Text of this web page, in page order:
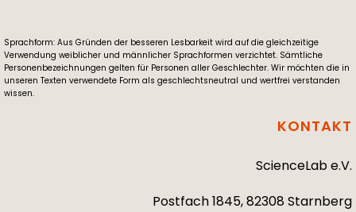
Sprachform: Aus Gründen der besseren Lesbarkeit wird auf die gleichzeitige
Verwendung weiblicher und männlicher Sprachformen verzichtet. Sämtliche
Personenbezeichnungen gelten für Personen aller Geschlechter. Wir möchten die in
unseren Texten verwendete Form als geschlechtsneutral und wertfrei verstanden
wissen.
KONTAKT
ScienceLab e.V.
Postfach 1845, 82308 Starnberg